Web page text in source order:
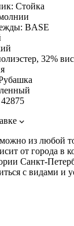
Стойка
BASE
32%
42875
из любой
от города в
Санкт-
с видами и